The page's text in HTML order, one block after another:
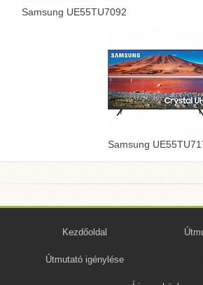
Samsung UE55TU7092
Samsung
Kezdőoldal
Útmutató igénylése